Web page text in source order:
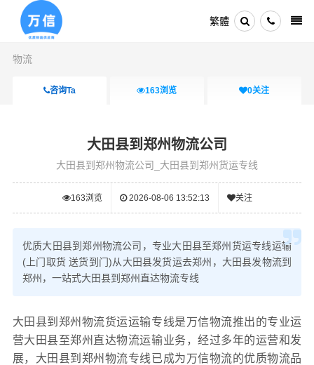
繁體
物流
咨询Ta 163浏览 0关注
大田县到郑州物流公司
大田县到郑州物流公司_大田县到郑州货运专线
163浏览 2026-08-06 13:52:13 关注
优质大田县到郑州物流公司，专业大田县至郑州货运专线运输
(上门取货 送货到门)从大田县发货运去郑州，大田县发物流到
郑州，一站式大田县到郑州直达物流专线
大田县到郑州物流货运运输专线是万信物流推出的专业运
营大田县至郑州直达物流运输业务，经过多年的运营和发
展，大田县到郑州物流专线已成为万信物流的优质物流品